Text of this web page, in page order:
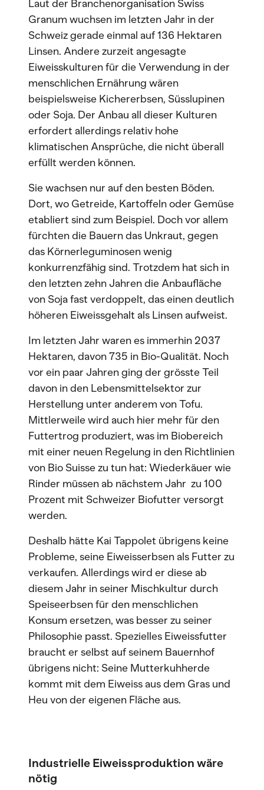
Laut der Branchenorganisation Swiss
Granum wuchsen im letzten Jahr in der
Schweiz gerade einmal auf 136 Hektaren
Linsen. Andere zurzeit angesagte
Eiweisskulturen für die Verwendung in der
menschlichen Ernährung wären
beispielsweise Kichererbsen, Süsslupinen
oder Soja. Der Anbau all dieser Kulturen
erfordert allerdings relativ hohe
klimatischen Ansprüche, die nicht überall
erfüllt werden können.
Sie wachsen nur auf den besten Böden.
Dort, wo Getreide, Kartoffeln oder Gemüse
etabliert sind zum Beispiel. Doch vor allem
fürchten die Bauern das Unkraut, gegen
das Körnerleguminosen wenig
konkurrenzfähig sind. Trotzdem hat sich in
den letzten zehn Jahren die Anbaufläche
von Soja fast verdoppelt, das einen deutlich
höheren Eiweissgehalt als Linsen aufweist.
Im letzten Jahr waren es immerhin 2037
Hektaren, davon 735 in Bio-Qualität. Noch
vor ein paar Jahren ging der grösste Teil
davon in den Lebensmittelsektor zur
Herstellung unter anderem von Tofu.
Mittlerweile wird auch hier mehr für den
Futtertrog produziert, was im Biobereich
mit einer neuen Regelung in den Richtlinien
von Bio Suisse zu tun hat: Wiederkäuer wie
Rinder müssen ab nächstem Jahr zu 100
Prozent mit Schweizer Biofutter versorgt
werden.
Deshalb hätte Kai Tappolet übrigens keine
Probleme, seine Eiweisserbsen als Futter zu
verkaufen. Allerdings wird er diese ab
diesem Jahr in seiner Mischkultur durch
Speiseerbsen für den menschlichen
Konsum ersetzen, was besser zu seiner
Philosophie passt. Spezielles Eiweissfutter
braucht er selbst auf seinem Bauernhof
übrigens nicht: Seine Mutterkuhherde
kommt mit dem Eiweiss aus dem Gras und
Heu von der eigenen Fläche aus.
Industrielle Eiweissproduktion wäre
nötig